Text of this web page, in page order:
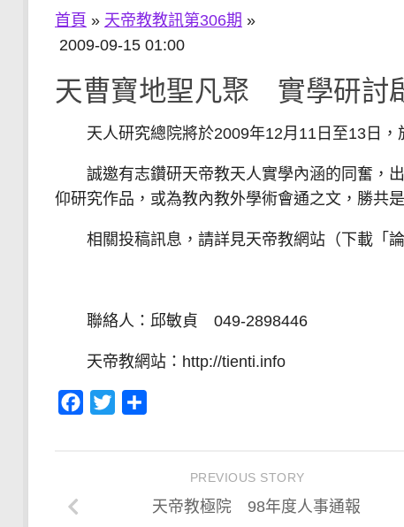
首頁 » 天帝教教訊第306期 »
2009-09-15 01:00
天曹寶地聖凡聚 實學研討
天人研究總院將於2009年12月11日至13日，
誠邀有志鑽研天帝教天人實學內涵的同奮，出
仰研究作品，或為教內教外學術會通之文，勝共
相關投稿訊息，請詳見天帝教網站（下載「論
聯絡人：邱敏貞 049-2898446
天帝教網站：http://tienti.info
Facebook
Twitter
PREVIOUS STORY
天帝教極院 98年度人事通報